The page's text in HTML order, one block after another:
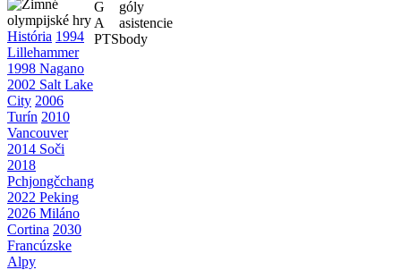
História 1994
Lillehammer
1998 Nagano
2002 Salt Lake
City 2006
Turín 2010
Vancouver
2014 Soči
2018
Pchjongčchang
2022 Peking
2026 Miláno
Cortina 2030
Francúzske
Alpy
G
góly
A
asistencie
PTSbody